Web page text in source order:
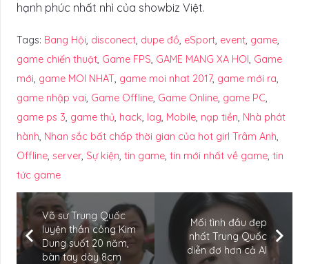
hạnh phúc nhất nhì của showbiz Việt.
Tags: Bang Hội, disconect, dupe đồ, eSport, event, game,
game chiến thuật, Game FPS, GAME MANG XA HOI, Game
mới, game MOI NHAT, game moi nhat 2017, game mới ra,
game nhập vai, Game Offline, Game Online, game PC,
game ps 3, game thủ, hack, lag, Mobile, nạp tiền, Nhà phát
hành, Nhan sắc bất chấp thời gian của hot girl Trâm Anh,
Offline, server, Sự kiện, tin game, tin mới nhất về game, tin
tức game
Võ sư Trung Quốc
luyện thần công Kim
Dung suốt 20 năm,
bàn tay dày 8cm
Mối tình đầu đẹp
nhất Trung Quốc
diễn đơ hơn cả AI